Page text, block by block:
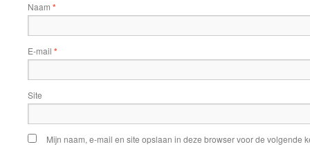
Naam *
E-mail *
Site
Mijn naam, e-mail en site opslaan in deze browser voor de volgende